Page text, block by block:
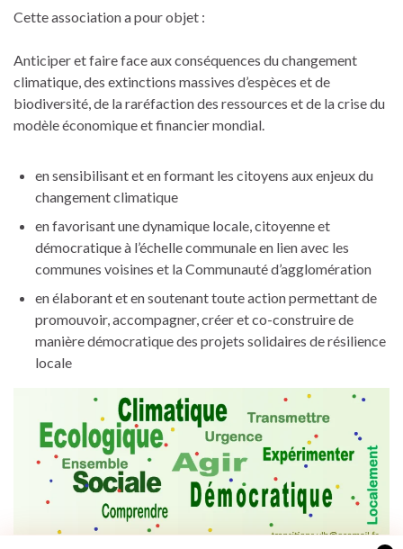
Cette association a pour objet :
Anticiper et faire face aux conséquences du changement
climatique, des extinctions massives d’espèces et de
biodiversité, de la raréfaction des ressources et de la crise du
modèle économique et financier mondial.
en sensibilisant et en formant les citoyens aux enjeux du
changement climatique
en favorisant une dynamique locale, citoyenne et
démocratique à l’échelle communale en lien avec les
communes voisines et la Communauté d’agglomération
en élaborant et en soutenant toute action permettant de
promouvoir, accompagner, créer et co-construire de
manière démocratique des projets solidaires de résilience
locale